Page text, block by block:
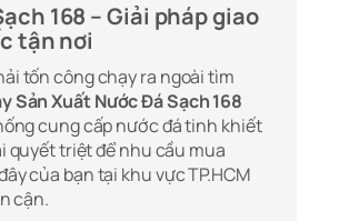
168 – Giải pháp giao
tận nơi
tốn công chạy ra ngoài tìm
Sản Xuất Nước Đá Sạch 168
cung cấp nước đá tinh khiết
quyết triệt để nhu cầu mua
của bạn tại khu vực TP.HCM
cận.